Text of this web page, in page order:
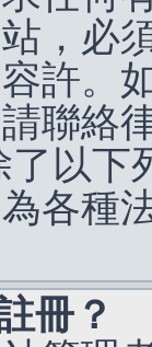
，必
許。
聯絡
以下
各種
冊？